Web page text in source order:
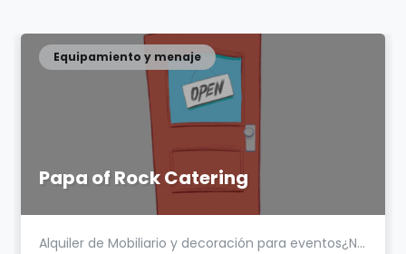
Papa of Rock Catering
Equipamiento y menaje
Alquiler de Mobiliario y decoración para eventos¿N...